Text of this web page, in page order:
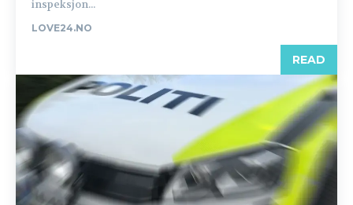
inspeksjon...
LOVE24.NO
READ